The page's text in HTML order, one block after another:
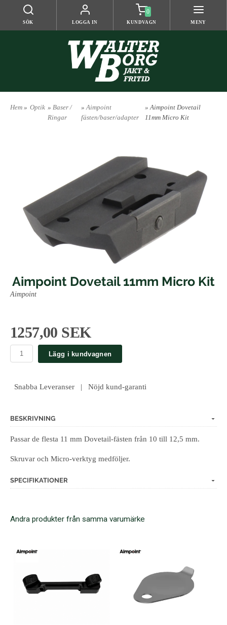
SÖK LOGGA IN
0
KUNDVAGN MENY
Hem » Optik » Baser /
Ringar
»Aimpoint
fästen/baser/adapter
» Aimpoint Dovetail
11mm Micro Kit
Aimpoint Dovetail 11mm Micro Kit
Aimpoint
1257,00 SEK
Lägg i kundvagnen
Snabba Leveranser | Nöjd kund-garanti
BESKRIVNING
Passar de flesta 11 mm Dovetail-fästen från 10 till 12,5 mm.
Skruvar och Micro-verktyg medföljer.
SPECIFIKATIONER
Andra produkter från samma varumärke